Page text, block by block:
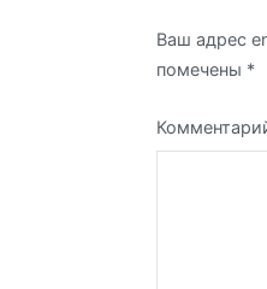
Ваш адрес
помечены *